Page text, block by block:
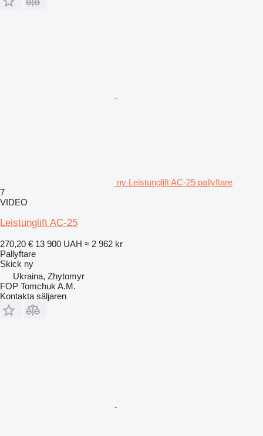
ny Leistunglift AC-25 pallyftare
7
VIDEO
Leistunglift AC-25
270,20 € 13 900 UAH ≈ 2 962 kr
Pallyftare
Skick ny
Ukraina, Zhytomyr
FOP Tomchuk A.M.
Kontakta säljaren